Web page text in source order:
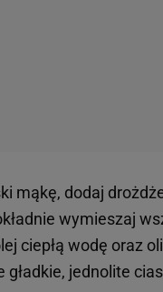
mąkę, dodaj
wymieszaj
ciepłą wodę oraz
gładkie, jednolite